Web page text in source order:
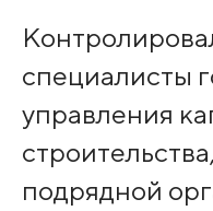
специалисты
управления
подрядной